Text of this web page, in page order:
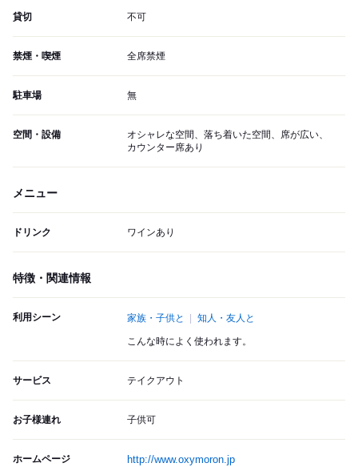
貸切 不可
禁煙・喫煙 全席禁煙
駐車場 無
空間・設備
オシャレな空間、落ち着いた空間、席が広い、
カウンター席あり
メニュー
ドリンク ワインあり
特徴・関連情報
利用シーン 家族・子供と 知人・友人と
こんな時によく使われます。
サービス テイクアウト
お子様連れ 子供可
ホームページ http://www.oxymoron.jp